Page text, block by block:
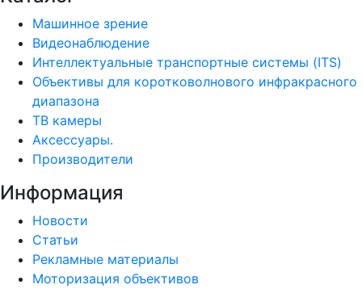
Машинное зрение
Видеонаблюдение
Интеллектуальные транспортные системы (ITS)
Объективы для коротковолнового инфракрасного
диапазона
ТВ камеры
Аксессуары.
Производители
Информация
Новости
Статьи
Рекламные материалы
Моторизация объективов